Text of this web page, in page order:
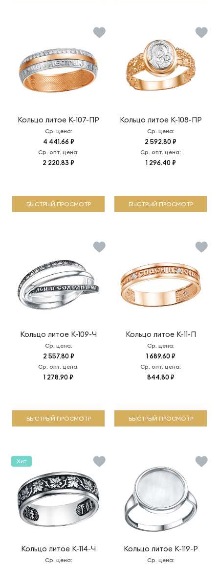
Кольцо литое К-107-ПР
Ср. цена:
4 441.66 ₽
Ср. опт. цена:
2 220.83 ₽
БЫСТРЫЙ ПРОСМОТР
Кольцо литое К-108-ПР
Ср. цена:
2 592.80 ₽
Ср. опт. цена:
1 296.40 ₽
БЫСТРЫЙ ПРОСМОТР
Кольцо литое К-109-Ч
Ср. цена:
2 557.80 ₽
Ср. опт. цена:
1 278.90 ₽
БЫСТРЫЙ ПРОСМОТР
Кольцо литое К-11-П
Ср. цена:
1 689.60 ₽
Ср. опт. цена:
844.80 ₽
БЫСТРЫЙ ПРОСМОТР
Кольцо литое К-114-Ч
Ср. цена:
Хит
Кольцо литое К-119-Р
Ср. цена: